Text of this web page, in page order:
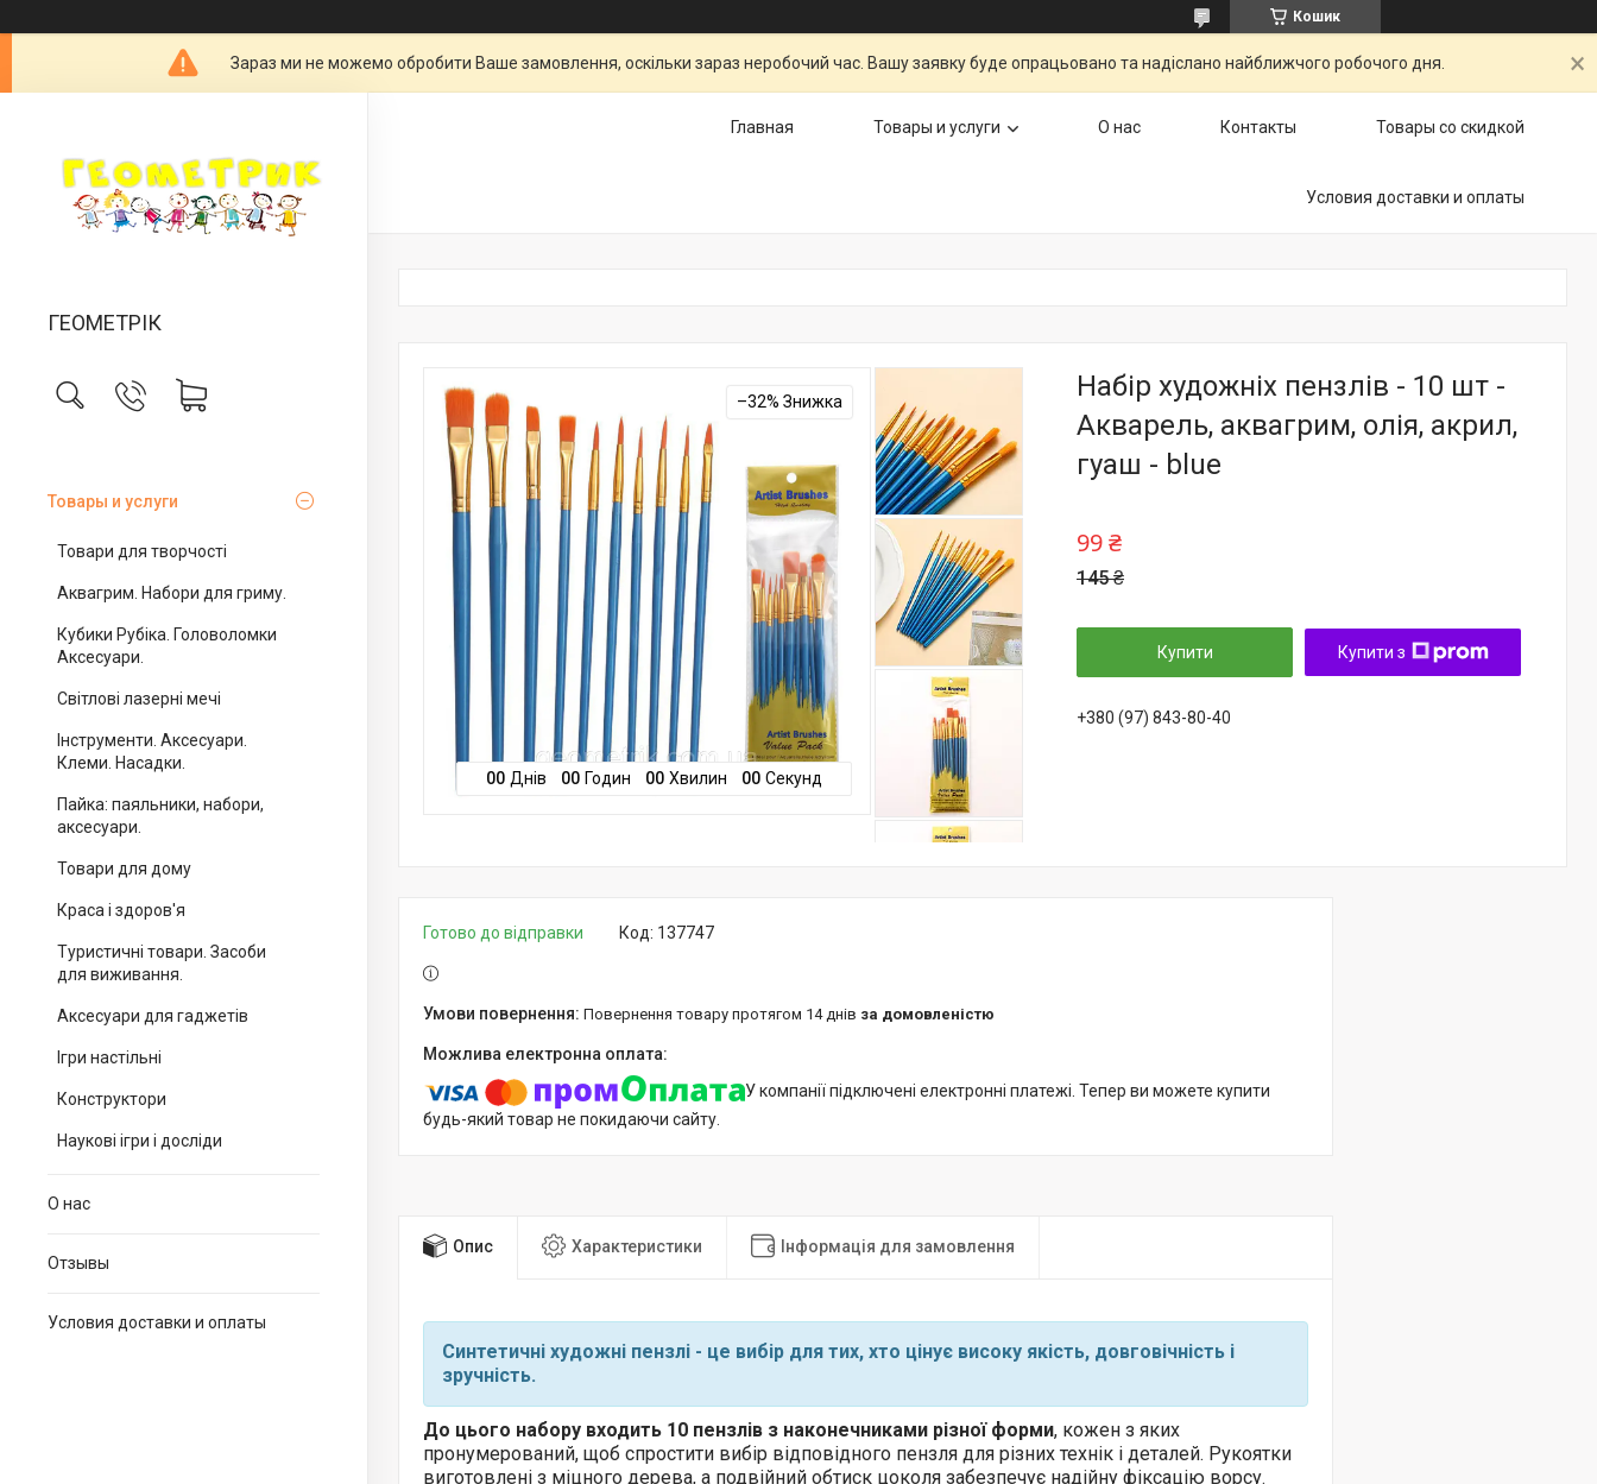
Кошик
Зараз ми не можемо обробити Ваше замовлення, оскільки зараз неробочий час. Вашу заявку буде опрацьовано та надіслано найближчого робочого дня.
ГЕОМЕТРІК
Товары и услуги
Товари для творчості
Аквагрим. Набори для гриму.
Кубики Рубіка. Головоломки
Аксесуари.
Світлові лазерні мечі
Інструменти. Аксесуари.
Клеми. Насадки.
Пайка: паяльники, набори,
аксесуари.
Товари для дому
Краса і здоров'я
Туристичні товари. Засоби
для виживання.
Аксесуари для гаджетів
Ігри настільні
Конструктори
Наукові ігри і досліди
О нас
Отзывы
Условия доставки и оплаты
Главная Товары и услуги О нас Контакты Товары со скидкой
Условия доставки и оплаты
–32%
00 Днів 00 Годин 00 Хвилин 00 Секунд
Набір художніх пензлів - 10 шт -
Акварель, аквагрим, олія, акрил,
гуаш - blue
145 ₴
99 ₴
Купити Купити з
+380 (97) 843-80-40
Готово до відправки Код: 137747
повернення товару протягом 14 днів за домовленістю
У компанії підключені електронні платежі. Тепер ви можете купити
будь-який товар не покидаючи сайту.
Опис Характеристики Інформація для замовлення
Синтетичні художні пензлі - це вибір для тих, хто цінує високу якість, довговічність і
зручність.
До цього набору входить 10 пензлів з наконечниками різної форми, кожен з яких
пронумерований, щоб спростити вибір відповідного пензля для різних технік і деталей. Рукоятки
виготовлені з міцного дерева, а подвійний обтиск цоколя забезпечує надійну фіксацію ворсу.